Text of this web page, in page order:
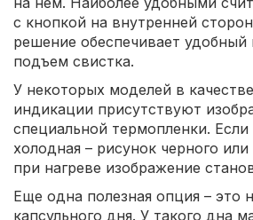
с кнопкой на внутренней
решение обеспечивает удобный
подъем свистка.
У некоторых моделей в
индикации присутствуют
специальной термопленки.
холодная – рисунок черного
при нагреве изображение
Еще одна полезная опция – это
капсульного дня. У такого дна